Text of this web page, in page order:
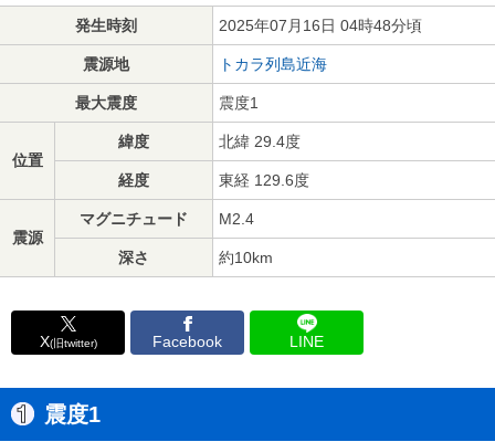
発生時刻 2025年07月16日 04時48分頃
震源地 トカラ列島近海
最大震度 震度1
位置
緯度 北緯 29.4度
経度 東経 129.6度
震源
マグニチュード M2.4
深さ 約10km
X(旧twitter) Facebook LINE
震度1